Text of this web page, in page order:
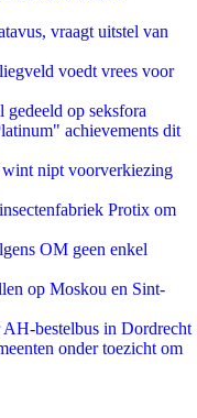
vraagt uitstel van
voedt vrees voor
op seksfora
achievements dit
wint nipt voorverkiezing
Protix om
OM geen enkel
op Moskou en Sint-
bestelbus in Dordrecht
onder toezicht om